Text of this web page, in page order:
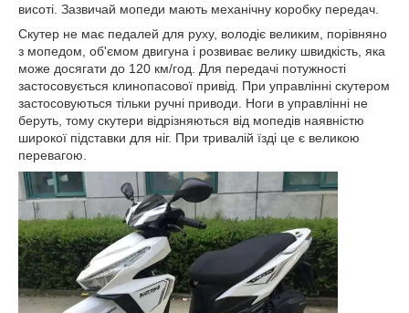
висоті. Зазвичай мопеди мають механічну коробку передач.
Скутер не має педалей для руху, володіє великим, порівняно
з мопедом, об'ємом двигуна і розвиває велику швидкість, яка
може досягати до 120 км/год. Для передачі потужності
застосовується клинопасової привід. При управлінні скутером
застосовуються тільки ручні приводи. Ноги в управлінні не
беруть, тому скутери відрізняються від мопедів наявністю
широкої підставки для ніг. При тривалій їзді це є великою
перевагою.